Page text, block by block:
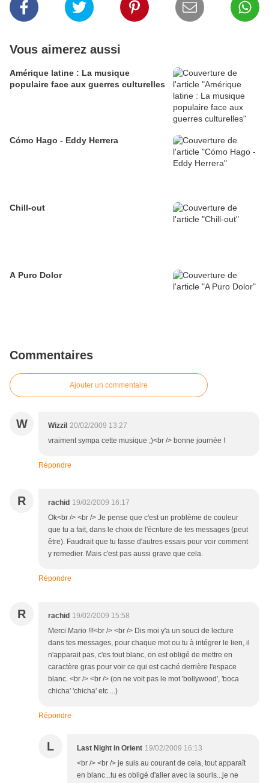
Vous aimerez aussi
Amérique latine : La musique
populaire face aux guerres culturelles
Cómo Hago - Eddy Herrera
Chill-out
A Puro Dolor
Commentaires
Ajouter un commentaire
W Wizzil 20/02/2009 13:27
vraiment sympa cette musique ;)<br /> bonne journée !
Répondre
R rachid 19/02/2009 16:17
Ok<br /> <br /> Je pense que c'est un problème de couleur
que tu a fait, dans le choix de l'écriture de tes messages (peut
être). Faudrait que tu fasse d'autres essais pour voir comment
y remedier. Mais c'est pas aussi grave que cela.
Répondre
R rachid 19/02/2009 15:58
Merci Mario !!!<br /> <br /> Dis moi y'a un souci de lecture
dans tes messages, pour chaque mot ou tu à intégrer le lien, il
n'apparait pas, c'es tout blanc, on est obligé de mettre en
caractère gras pour voir ce qui est caché derrière l'espace
blanc. <br /> <br /> (on ne voit pas le mot 'bollywood', 'boca
chicha' 'chicha' etc....)
Répondre
L Last Night in Orient 19/02/2009 16:13
<br /> <br /> je suis au courant de cela, tout apparaît
en blanc...tu es obligé d'aller avec la souris...je ne